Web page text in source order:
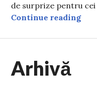
de surprize pentru
Continue reading
Arhivă